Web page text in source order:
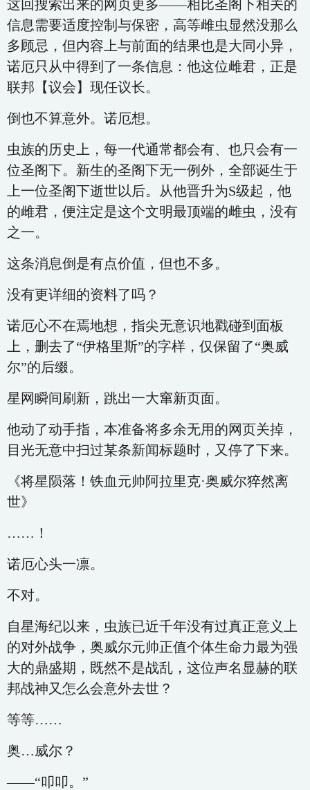
这回搜索出来的网页更多——相比圣阁下相关的
信息需要适度控制与保密，高等雌虫显然没那么
多顾忌，但内容上与前面的结果也是大同小异，
诺厄只从中得到了一条信息：他这位雌君，正是
联邦【议会】现任议长。
倒也不算意外。诺厄想。
虫族的历史上，每一代通常都会有、也只会有一
位圣阁下。新生的圣阁下无一例外，全部诞生于
上一位圣阁下逝世以后。从他晋升为S级起，他
的雌君，便注定是这个文明最顶端的雌虫，没有
之一。
这条消息倒是有点价值，但也不多。
没有更详细的资料了吗？
诺厄心不在焉地想，指尖无意识地戳碰到面板
上，删去了“伊格里斯”的字样，仅保留了“奥威
尔”的后缀。
星网瞬间刷新，跳出一大窜新页面。
他动了动手指，本准备将多余无用的网页关掉，
目光无意中扫过某条新闻标题时，又停了下来。
《将星陨落！铁血元帅阿拉里克·奥威尔猝然离
世》
……！
诺厄心头一凛。
不对。
自星海纪以来，虫族已近千年没有过真正意义上
的对外战争，奥威尔元帅正值个体生命力最为强
大的鼎盛期，既然不是战乱，这位声名显赫的联
邦战神又怎么会意外去世？
等等……
奥…威尔？
——“叩叩。”